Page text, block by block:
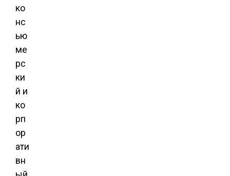
ко
нс
ью
ме
рс
ки
й и
ко
рп
ор
ати
вн